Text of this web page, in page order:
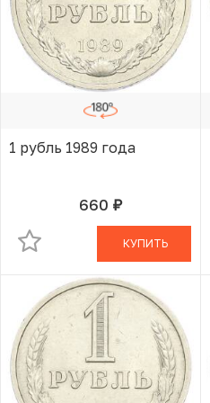
1 рубль 1989 года
660 руб.
В КОРЗИНЕ
КУПИТЬ